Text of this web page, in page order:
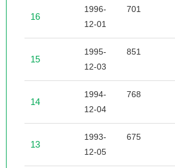
16
1996-
12-01
701
15
1995-
12-03
851
14
1994-
12-04
768
13
1993-
12-05
675